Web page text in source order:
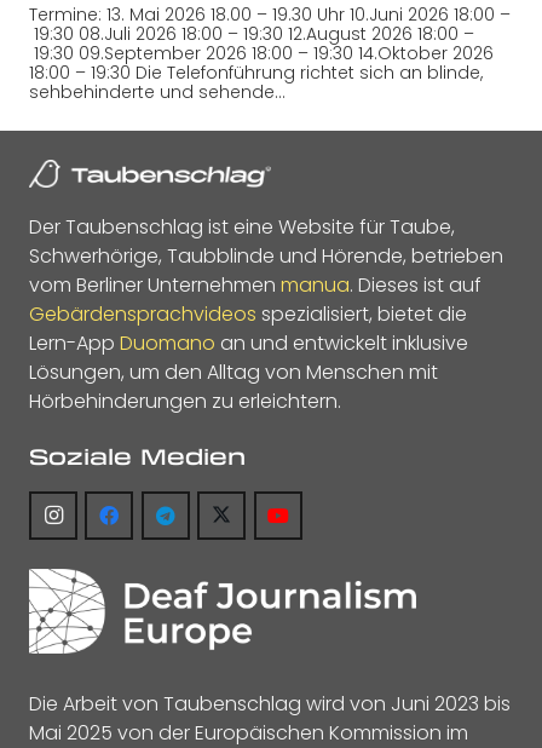
Termine: 13. Mai 2026 18.00 – 19.30 Uhr 10.Juni 2026 18:00 –
19:30 08.Juli 2026 18:00 – 19:30 12.August 2026 18:00 –
19:30 09.September 2026 18:00 – 19:30 14.Oktober 2026
18:00 – 19:30 Die Telefonführung richtet sich an blinde,
sehbehinderte und sehende…
Der Taubenschlag ist eine Website für Taube,
Schwerhörige, Taubblinde und Hörende, betrieben
vom Berliner Unternehmen manua. Dieses ist auf
Gebärdensprachvideos spezialisiert, bietet die
Lern-App Duomano an und entwickelt inklusive
Lösungen, um den Alltag von Menschen mit
Hörbehinderungen zu erleichtern.
Soziale Medien
Die Arbeit von Taubenschlag wird von Juni 2023 bis
Mai 2025 von der Europäischen Kommission im